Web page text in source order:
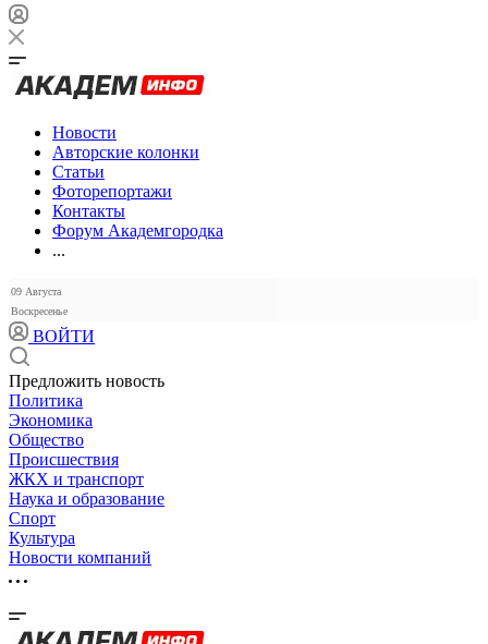
Новости
Авторские колонки
Статьи
Фоторепортажи
Контакты
Форум Академгородка
...
09 Августа
Воскресенье
ВОЙТИ
Предложить новость
Политика
Экономика
Общество
Происшествия
ЖКХ и транспорт
Наука и образование
Спорт
Культура
Новости компаний